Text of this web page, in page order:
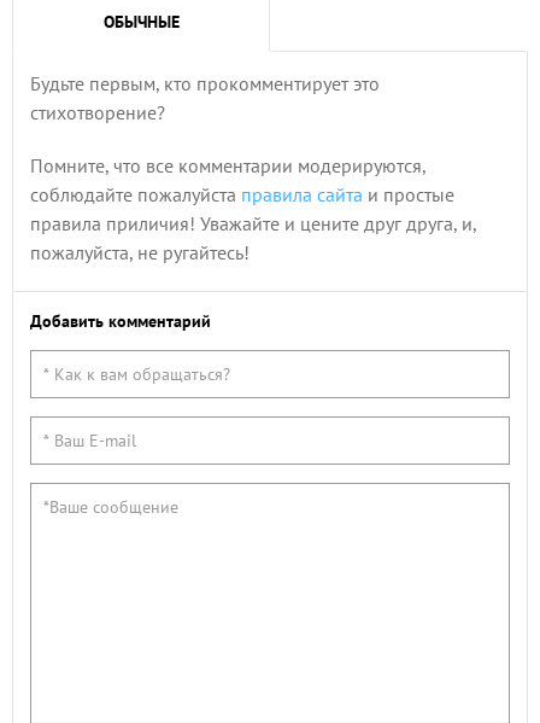
ОБЫЧНЫЕ
Будьте первым, кто прокомментирует это
стихотворение?
Помните, что все комментарии модерируются,
соблюдайте пожалуйста правила сайта и простые
правила приличия! Уважайте и цените друг друга, и,
пожалуйста, не ругайтесь!
Добавить комментарий